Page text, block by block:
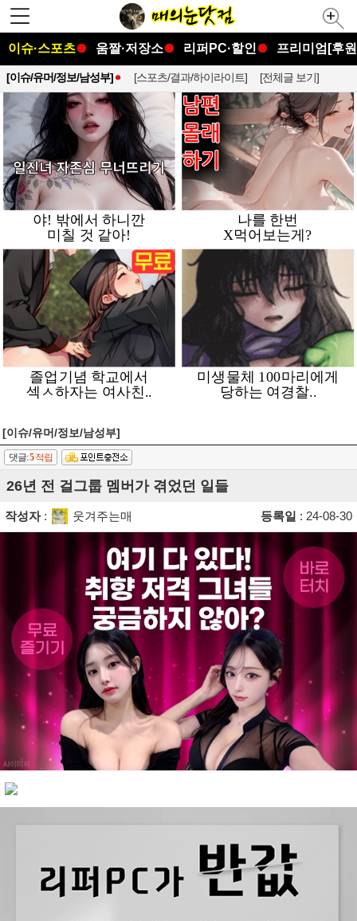
이슈·스포츠 움짤·저장소 리퍼PC·할인 프리미엄[후
[이슈/유머/정보/남성부] [스포츠/결과/하이라이트] [전체글 보기]
[이슈/유머/정보/남성부]
댓글:5적립
26년 전 걸그룹 멤버가 겪었던 일들
작성자: 웃겨주는매 등록일 : 24-08-30